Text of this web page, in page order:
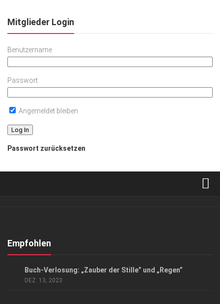
Mitglieder Login
Benutzername
Passwort
Angemeldet bleiben
Passwort zurücksetzen
Kontakt, Impressum
Empfohlen
Buch-Verlosung: „Zauber der Stille” und „Regen”
DEZ. 13, 2023